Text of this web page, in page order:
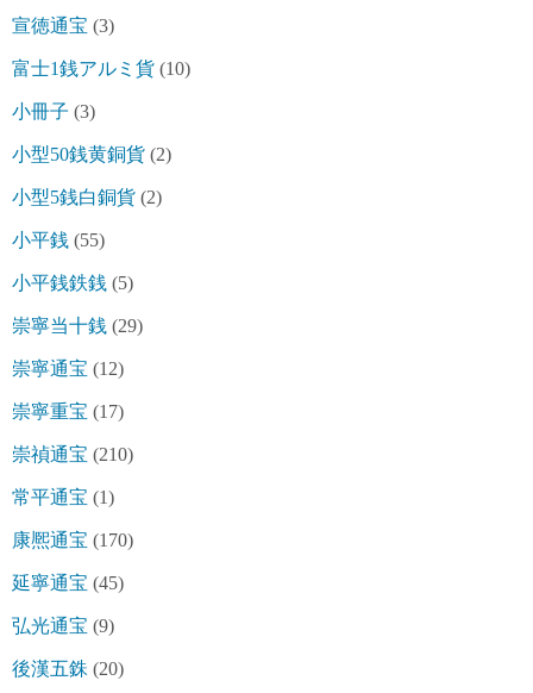
宣徳通宝 (3)
富士1銭アルミ貨 (10)
小冊子 (3)
小型50銭黄銅貨 (2)
小型5銭白銅貨 (2)
小平銭 (55)
小平銭鉄銭 (5)
崇寧当十銭 (29)
崇寧通宝 (12)
崇寧重宝 (17)
崇禎通宝 (210)
常平通宝 (1)
康熈通宝 (170)
延寧通宝 (45)
弘光通宝 (9)
後漢五銖 (20)